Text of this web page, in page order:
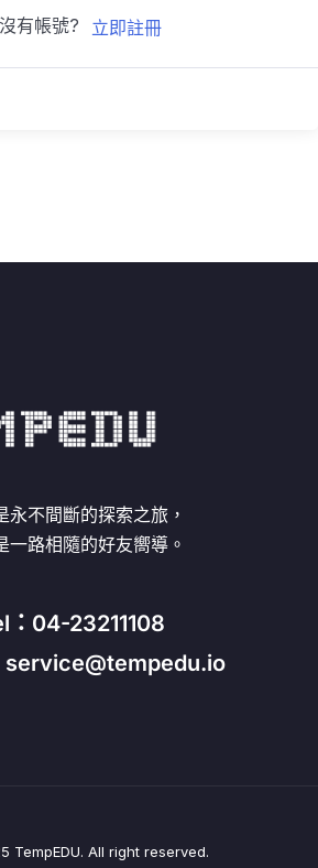
有帳號? 立即註冊
永不間斷的探索之旅，
一路相隨的好友嚮導。
：04-23211108
service@tempedu.io
TempEDU. All right reserved.